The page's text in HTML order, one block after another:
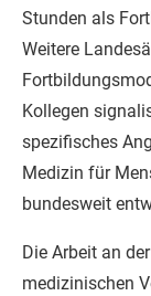
Stunden als
Weitere
Kollegen
spezifisches
Medizin für
bundesweit
Die Arbeit an
medizinischen